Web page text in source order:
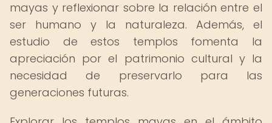
mayas y reflexionar sobre la relación entre el
ser humano y la naturaleza. Además, el
estudio de estos templos fomenta la
apreciación por el patrimonio cultural y la
necesidad de preservarlo para las
generaciones futuras.